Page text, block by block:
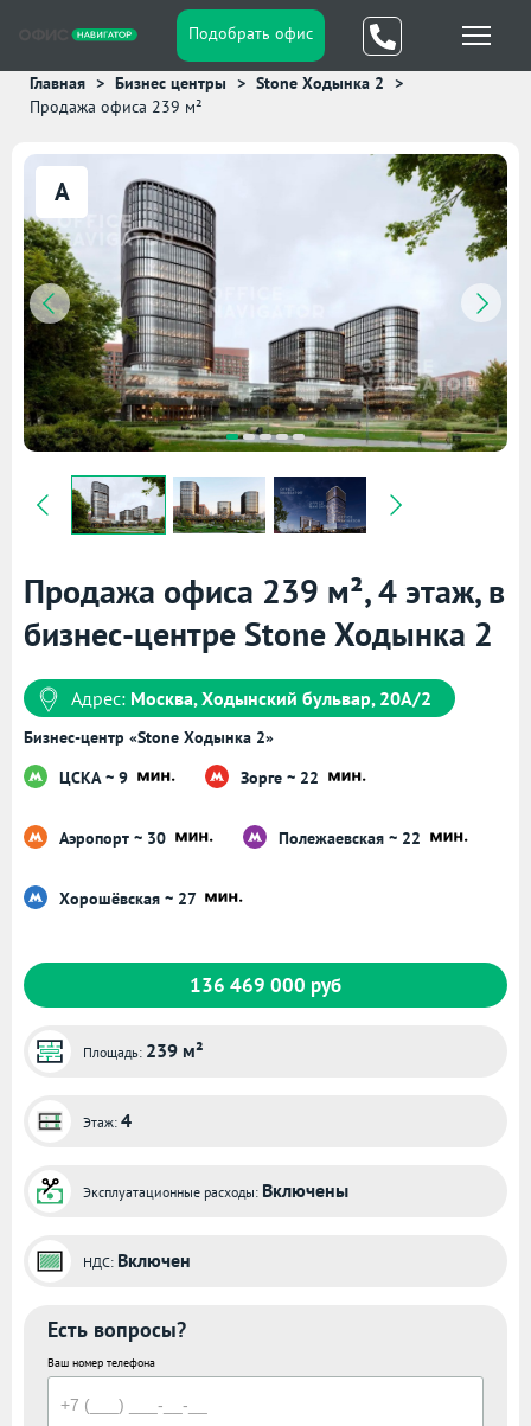
Подобрать офис
Главная Бизнес центры
Stone Ходынка 2
Продажа офиса 239 м²
A
Продажа офиса 239 м², 4 этаж, в
бизнес-центре Stone Ходынка 2
Адрес: Москва, Ходынский бульвар, 20А/2
Бизнес-центр «Stone Ходынка 2»
ЦСКА ~ 9
Зорге ~ 22
Аэропорт ~ 30 Полежаевская ~ 22
Хорошёвская ~ 27
136 469 000 руб
Площадь: 239 м²
Этаж: 4
Эксплуатационные расходы: Включены
НДС: Включен
Есть вопросы?
Ваш номер телефона